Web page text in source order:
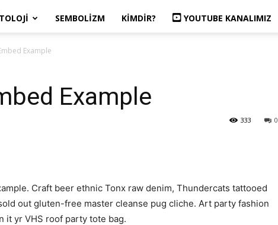
SEMBOLIZM KIMDIR? YOUTUBE KANALIMIZ
Example
Example
0
333
Craft beer ethnic Tonx raw denim, Thundercats tattooed
out gluten-free master cleanse pug cliche. Art party fashion
it yr VHS roof party tote bag.